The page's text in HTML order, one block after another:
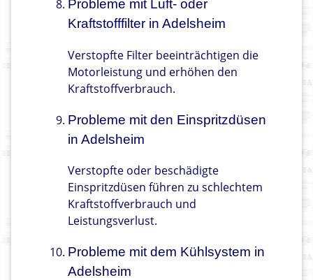
Probleme mit Luft- oder
Kraftstofffilter in Adelsheim
Verstopfte Filter beeinträchtigen die
Motorleistung und erhöhen den
Kraftstoffverbrauch.
Probleme mit den Einspritzdüsen
in Adelsheim
Verstopfte oder beschädigte
Einspritzdüsen führen zu schlechtem
Kraftstoffverbrauch und
Leistungsverlust.
Probleme mit dem Kühlsystem in
Adelsheim